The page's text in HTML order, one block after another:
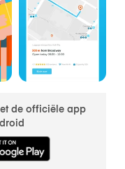
de officiële app